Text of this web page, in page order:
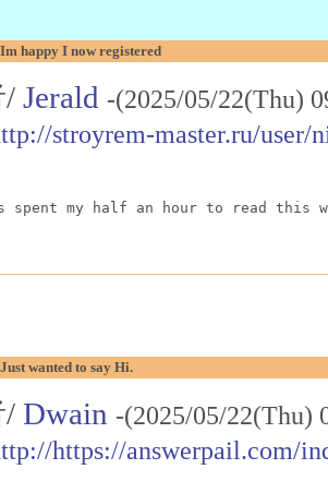
Im happy I now registered
/ Jerald -(2025/05/22(Thu)
stroyrem-master.ru/user/
spent my half an hour to read
Just wanted to say Hi.
/ Dwain -(2025/05/
https://answerpail.com/